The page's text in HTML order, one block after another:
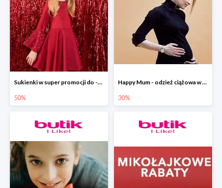
Sukienki w super promocji do -50 % w ebutik.pl
50%
Happy Mum - odzież ciążowa w promocyjnych cenach w ebutik.pl
30%